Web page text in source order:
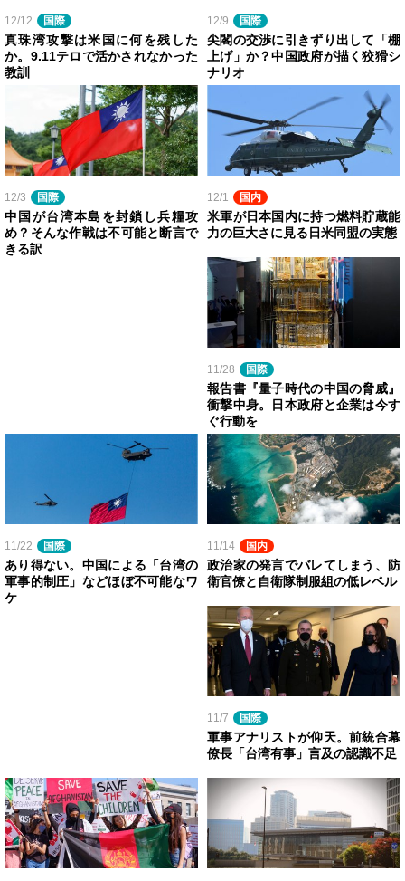
12/12 国際
真珠湾攻撃は米国に何を残した
か。9.11テロで活かされなかった
教訓
12/9 国際
尖閣の交渉に引きずり出して「棚
上げ」か？中国政府が描く狡猾シ
ナリオ
12/3 国際
中国が台湾本島を封鎖し兵糧攻
め？そんな作戦は不可能と断言で
きる訳
12/1 国内
米軍が日本国内に持つ燃料貯蔵能
力の巨大さに見る日米同盟の実態
11/28 国際
報告書『量子時代の中国の脅威』
衝撃中身。日本政府と企業は今す
ぐ行動を
11/22 国際
あり得ない。中国による「台湾の
軍事的制圧」などほぼ不可能なワ
ケ
11/14 国内
政治家の発言でバレてしまう、防
衛官僚と自衛隊制服組の低レベル
11/7 国際
軍事アナリストが仰天。前統合幕
僚長「台湾有事」言及の認識不足